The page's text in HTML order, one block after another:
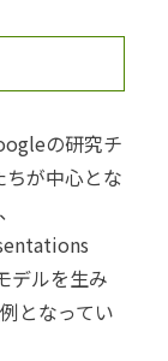
の研究チ
が中心とな
デルを生み
となってい